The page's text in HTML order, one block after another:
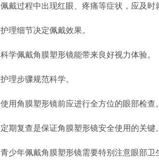
佩戴过程中出现红眼、疼痛等症状，应及时
护理细节决定佩戴效果。
科学佩戴角膜塑形镜能带来良好视力体验。
护理步骤规范科学。
使用角膜塑形镜前应进行全方位的眼部检查。
定期复查是保证角膜塑形镜安全使用的关键。
青少年佩戴角膜塑形镜需要特别注意眼部卫